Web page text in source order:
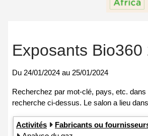
Exposants Bio360
Du 24/01/2024 au 25/01/2024
Activités
Fabricants ou